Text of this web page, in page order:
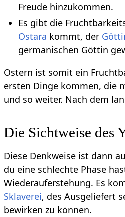
Freude hinzukommen.
Es gibt die
Ostara kommt, der
germanischen Göttin
Ostern ist somit ein
ersten Dinge kommen, die
und so weiter. Nach dem
Die Sichtweise des
Diese Denkweise ist dann
du eine schlechte Phase
Wiederauferstehung. Es
Sklaverei, des Ausgeliefert
bewirken zu können.